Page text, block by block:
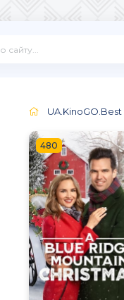
UA.KinoGO.Best
480